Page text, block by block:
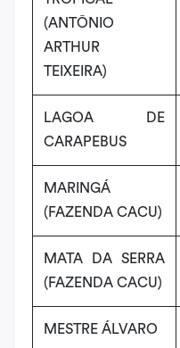
(ANTÔNIO
ARTHUR
TEIXEIRA)
LAGOA DE
CARAPEBUS
MARINGÁ
(FAZENDA CACU)
MATA DA SERRA
(FAZENDA CACU)
MESTRE ÁLVARO